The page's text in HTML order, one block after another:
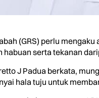
(GRS) perlu
serta tekanan
J Padua berkata,
hala tuju untuk